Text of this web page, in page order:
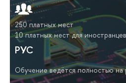
250 платных мест
10 платных мест для иностранцев
РУС
Обучение ведётся полностью на